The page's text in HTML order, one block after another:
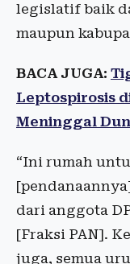
legislatif baik
maupun
BACA JUGA:
Leptospirosis
Meninggal
“Ini rumah
dari anggota
[Fraksi PAN].
juga, semua